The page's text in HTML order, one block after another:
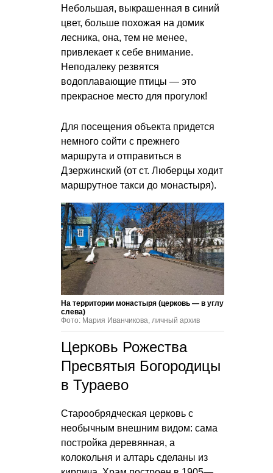
Небольшая, выкрашенная в синий
цвет, больше похожая на домик
лесника, она, тем не менее,
привлекает к себе внимание.
Неподалеку резвятся
водоплавающие птицы — это
прекрасное место для прогулок!
Для посещения объекта придется
немного сойти с прежнего
маршрута и отправиться в
Дзержинский (от ст. Люберцы ходит
маршрутное такси до монастыря).
На территории монастыря (церковь — в углу
слева)
Фото: Мария Иванчикова, личный архив
Церковь Рожества
Пресвятыя Богородицы
в Тураево
Старообрядческая церковь с
необычным внешним видом: сама
постройка деревянная, а
колокольня и алтарь сделаны из